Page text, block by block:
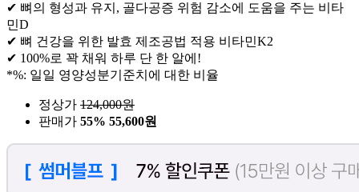
✔ 뼈의 형성과 유지, 골다공증 위험 감소에 도움을 주는 비타
민D
✔ 뼈 건강을 위한 발효 제조공법 적용 비타민K2
✔ 100%로 꽉 채워 하루 단 한 알에!
*%: 일일 영양성분기준치에 대한 비율
정상가 124,000원
판매가 55% 55,600원